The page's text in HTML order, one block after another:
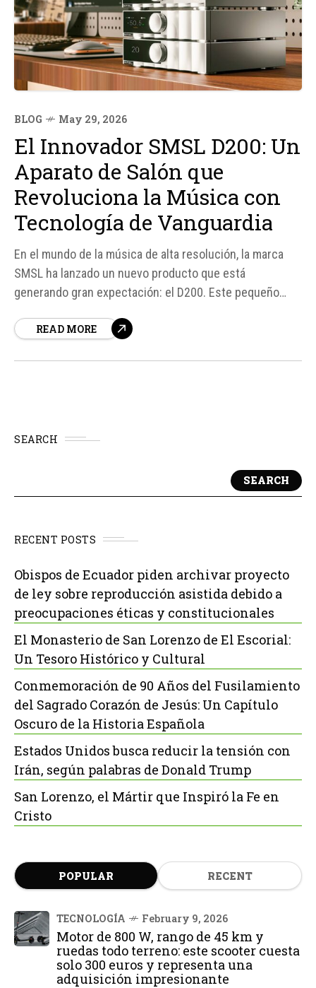
BLOG May 29, 2026
El Innovador SMSL D200: Un
Aparato de Salón que
Revoluciona la Música con
Tecnología de Vanguardia
En el mundo de la música de alta resolución, la marca
SMSL ha lanzado un nuevo producto que está
generando gran expectación: el D200. Este pequeño
digital en una señal que tus altavoces o auriculares
READ MORE
SEARCH
SEARCH
RECENT POSTS
Obispos de Ecuador piden archivar proyecto
de ley sobre reproducción asistida debido a
preocupaciones éticas y constitucionales
El Monasterio de San Lorenzo de El Escorial:
Un Tesoro Histórico y Cultural
Conmemoración de 90 Años del Fusilamiento
del Sagrado Corazón de Jesús: Un Capítulo
Oscuro de la Historia Española
Estados Unidos busca reducir la tensión con
Irán, según palabras de Donald Trump
San Lorenzo, el Mártir que Inspiró la Fe en
Cristo
POPULAR RECENT
TECNOLOGÍA February 9, 2026
Motor de 800 W, rango de 45 km y
ruedas todo terreno: este scooter cuesta
solo 300 euros y representa una
adquisición impresionante